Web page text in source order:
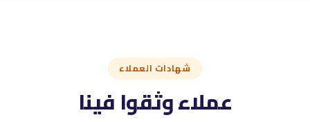
شهادات العملاء
عملاء وثقوا فينا